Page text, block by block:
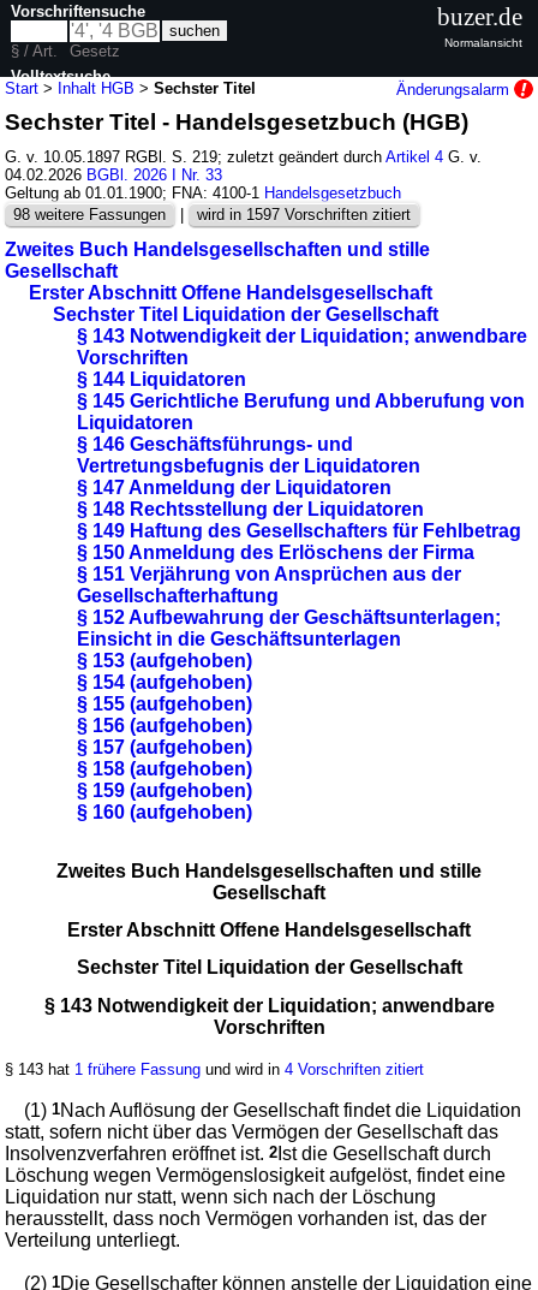
Start > Inhalt HGB >Sechster Titel Änderungsalarm
Sechster Titel - Handelsgesetzbuch (HGB)
G. v. 10.05.1897 RGBl. S. 219; zuletzt geändert durchArtikel 4 G. v.
04.02.2026 BGBl. 2026 I Nr. 33
Geltung ab 01.01.1900; FNA: 4100-1 Handelsgesetzbuch
98 weitere Fassungen
| wird in 1597 Vorschriften zitiert
Zweites Buch Handelsgesellschaften und stille
Gesellschaft
Erster Abschnitt Offene Handelsgesellschaft
Sechster Titel Liquidation der Gesellschaft
§ 143 Notwendigkeit der Liquidation; anwendbare
Vorschriften
§ 144 Liquidatoren
§ 145 Gerichtliche Berufung und Abberufung von
Liquidatoren
§ 146 Geschäftsführungs- und
Vertretungsbefugnis der Liquidatoren
§ 147 Anmeldung der Liquidatoren
§ 148 Rechtsstellung der Liquidatoren
§ 149 Haftung des Gesellschafters für Fehlbetrag
§ 150 Anmeldung des Erlöschens der Firma
§ 151 Verjährung von Ansprüchen aus der
Gesellschafterhaftung
§ 152 Aufbewahrung der Geschäftsunterlagen;
Einsicht in die Geschäftsunterlagen
§ 153 (aufgehoben)
§ 154 (aufgehoben)
§ 155 (aufgehoben)
§ 156 (aufgehoben)
§ 157 (aufgehoben)
§ 158 (aufgehoben)
§ 159 (aufgehoben)
§ 160 (aufgehoben)
Zweites Buch Handelsgesellschaften und stille
Gesellschaft
Erster Abschnitt Offene Handelsgesellschaft
Sechster Titel Liquidation der Gesellschaft
§ 143 Notwendigkeit der Liquidation; anwendbare
Vorschriften
§ 143 hat 1 frühere Fassung und wird in4 Vorschriften zitiert
(1)1Nach Auflösung der Gesellschaft findet die Liquidation
statt, sofern nicht über das Vermögen der Gesellschaft das
Insolvenzverfahren eröffnet ist.2 Ist die Gesellschaft durch
Löschung wegen Vermögenslosigkeit aufgelöst, findet eine
Liquidation nur statt, wenn sich nach der Löschung
herausstellt, dass noch Vermögen vorhanden ist, das der
Verteilung unterliegt.
(2)1Die Gesellschafter können anstelle der Liquidation eine
Vorschriftensuche
§ / Art.
Gesetz
Volltextsuche
nur in HGB
buzer.de
Normalansicht